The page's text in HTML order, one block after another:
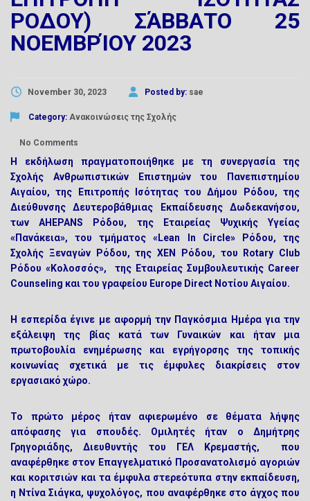
ΡΟΔΟΥ) ΣΆΒΒΑΤΟ 25
ΝΟΕΜΒΡΊΟΥ 2023
November 30, 2023 Posted by: sae
Category: Ανακοινώσεις της Σχολής
No Comments
Η εκδήλωση πραγματοποιήθηκε με τη συνεργασία της
Σχολής Ανθρωπιστικών Επιστημών του Πανεπιστημίου
Αιγαίου, της Επιτροπής Ισότητας του Δήμου Ρόδου, της
Διεύθυνσης Δευτεροβάθμιας Εκπαίδευσης Δωδεκανήσου,
των AHEPANS Ρόδου, της Εταιρείας Ψυχικής Υγείας
«Πανάκεια», του τμήματος «Lean In Circle» Ρόδου, της
Σχολής Ξεναγών Ρόδου, της ΧΕΝ Ρόδου, του Rotary Club
Ρόδου «Κολοσσός», της Εταιρείας Συμβουλευτικής Career
Counseling και του γραφείου Europe Direct Νοτίου Αιγαίου.
Η εσπερίδα έγινε με αφορμή την Παγκόσμια Ημέρα για την
εξάλειψη της βίας κατά των Γυναικών και ήταν μια
πρωτοβουλία ενημέρωσης και εγρήγορσης της τοπικής
κοινωνίας σχετικά με τις έμφυλες διακρίσεις στον
εργασιακό χώρο.
Το πρώτο μέρος ήταν αφιερωμένο σε θέματα λήψης
απόφασης για σπουδές. Ομιλητές ήταν ο Δημήτρης
Γρηγοριάδης, Διευθυντής του ΓΕΛ Κρεμαστής, που
αναφέρθηκε στον Επαγγελματικό Προσανατολισμό αγοριών
και κοριτσιών και τα έμφυλα στερεότυπα στην εκπαίδευση,
η Ντίνα Σιάγκα, ψυχολόγος, που αναφέρθηκε στο άγχος που